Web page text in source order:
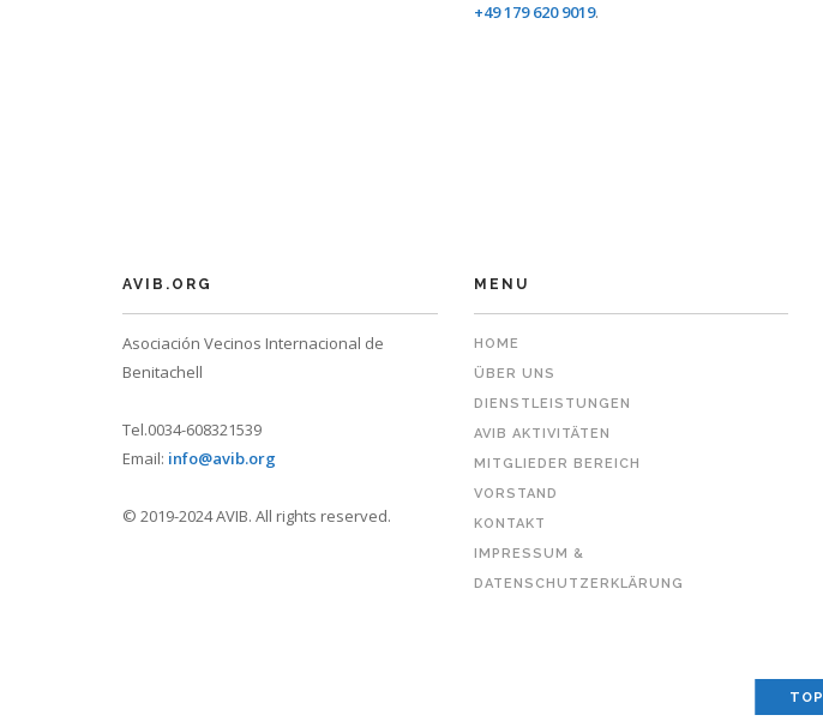
+49 179 620 9019.
AVIB.ORG
Asociación Vecinos Internacional de
Benitachell
Tel.0034-608321539
Email: info@avib.org
© 2019-2024 AVIB. All rights reserved.
MENU
HOME
ÜBER UNS
DIENSTLEISTUNGEN
AVIB AKTIVITÄTEN
MITGLIEDER BEREICH
VORSTAND
KONTAKT
IMPRESSUM &
DATENSCHUTZERKLÄRUNG
TOP